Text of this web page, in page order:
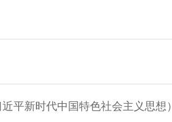
平新时代中国特色社会主义思想）